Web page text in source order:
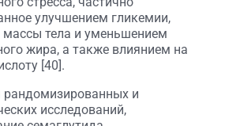
улучшением гликемии,
тела и уменьшением
жира, а также влиянием на
[40].
и
исследований,